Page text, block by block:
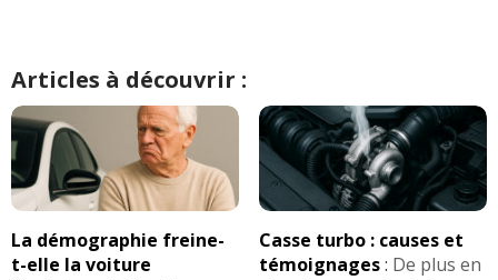
Articles à découvrir :
La démographie freine-
t-elle la voiture
Casse turbo : causes et
témoignages: De plus en